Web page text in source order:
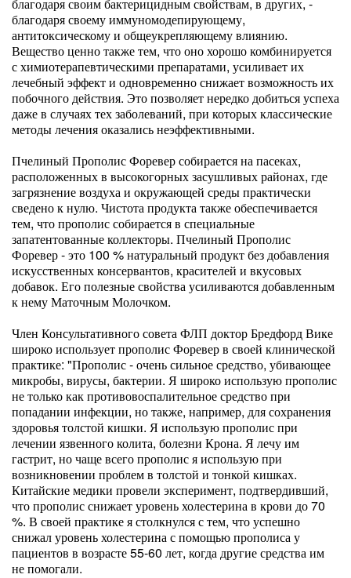
благодаря своему иммуномодепирующему,
антитоксическому и общеукрепляющему влиянию.
Вещество ценно также тем, что оно хорошо комбинируется
с химиотерапевтическими препаратами, усиливает их
лечебный эффект и одновременно снижает возможность их
побочного действия. Это позволяет нередко добиться успеха
даже в случаях тех заболеваний, при которых классические
методы лечения оказались неэффективными.
Пчелиный Прополис Форевер собирается на пасеках,
расположенных в высокогорных засушливых районах, где
загрязнение воздуха и окружающей среды практически
сведено к нулю. Чистота продукта также обеспечивается
тем, что прополис собирается в специальные
запатентованные коллекторы. Пчелиный Прополис
Форевер - это 100 % натуральный продукт без добавления
искусственных консервантов, красителей и вкусовых
добавок. Его полезные свойства усиливаются добавленным
к нему Маточным Молочком.
Член Консультативного совета ФЛП доктор Бредфорд Вике
широко использует прополис Форевер в своей клинической
практике: "Прополис - очень сильное средство, убивающее
микробы, вирусы, бактерии. Я широко использую прополис
не только как противовоспалительное средство при
попадании инфекции, но также, например, для сохранения
здоровья толстой кишки. Я использую прополис при
лечении язвенного колита, болезни Крона. Я лечу им
гастрит, но чаще всего прополис я использую при
возникновении проблем в толстой и тонкой кишках.
Китайские медики провели эксперимент, подтвердивший,
что прополис снижает уровень холестерина в крови до 70
%. В своей практике я столкнулся с тем, что успешно
снижал уровень холестерина с помощью прополиса у
пациентов в возрасте 55-60 лет, когда другие средства им
не помогали.